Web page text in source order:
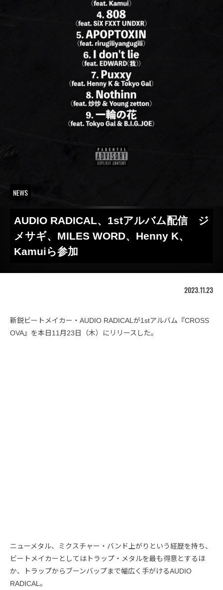
NEWS
AUDIO RADICAL、1stアルバム配信 ジ
メサギ、MILES WORD、Henny K、
Kamuiら参加
2023.11.23
新鋭ビートメイカー・AUDIO RADICALが1stアルバム『CROSS
OVA』を本日11月23日（木）にリリースした。
ニューメタル、ミクスチャー・バンド上がりという経歴を持ち、
ビートメイカーとしてはトラップ・メタルを最も得意とするほ
か、トラップからブーンバップまで幅広く手がけるAUDIO
RADICAL。